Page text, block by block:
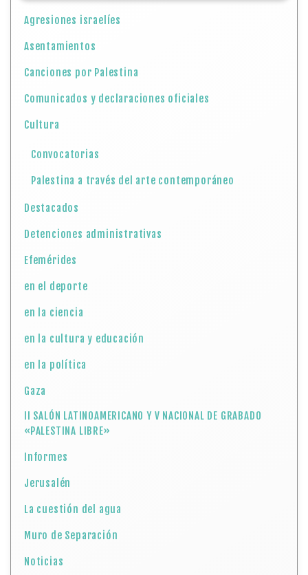
Agresiones israelíes
Asentamientos
Canciones por Palestina
Comunicados y declaraciones oficiales
Cultura
Convocatorias
Palestina a través del arte contemporáneo
Destacados
Detenciones administrativas
Efemérides
en el deporte
en la ciencia
en la cultura y educación
en la política
Gaza
II SALÓN LATINOAMERICANO Y V NACIONAL DE GRABADO
«PALESTINA LIBRE»
Informes
Jerusalén
La cuestión del agua
Muro de Separación
Noticias